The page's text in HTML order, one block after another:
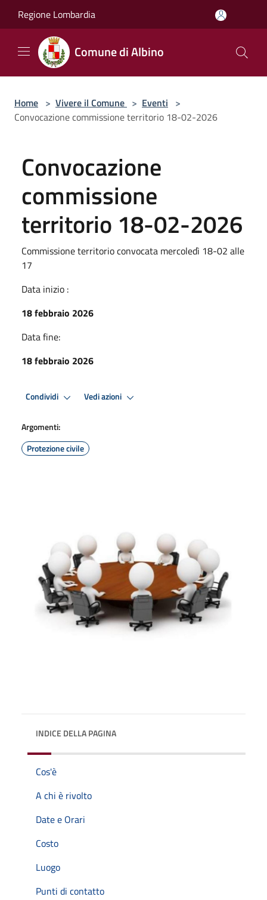
Regione Lombardia
Comune di Albino
Home > Vivere il Comune > Eventi >
Convocazione commissione territorio 18-02-2026
Convocazione
commissione
territorio 18-02-2026
Commissione territorio convocata mercoledì 18-02 alle
17
Data inizio :
18 febbraio 2026
Data fine:
18 febbraio 2026
Condividi Vedi azioni
Argomenti:
Protezione civile
INDICE DELLA PAGINA
Cos'è
A chi è rivolto
Date e Orari
Costo
Luogo
Punti di contatto